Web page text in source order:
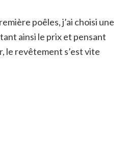
poêles, j’ai choisi une
ainsi le prix et pensant
le revêtement s’est vite